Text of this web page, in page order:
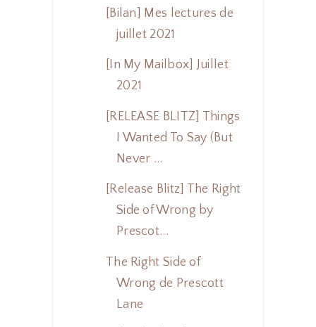
[Bilan] Mes lectures de
juillet 2021
[In My Mailbox] Juillet
2021
[RELEASE BLITZ] Things
I Wanted To Say (But
Never ...
[Release Blitz] The Right
Side of Wrong by
Prescot...
The Right Side of
Wrong de Prescott
Lane